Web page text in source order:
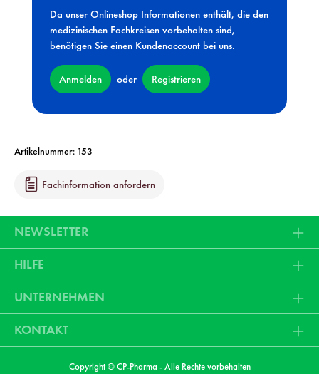
Da unser Onlineshop Informationen enthält, die den
medizinischen Fachkreisen vorbehalten sind,
benötigen Sie einen Kundenaccount bei uns.
Anmelden oder Registrieren
Artikelnummer: 153
Fachinformation anfordern
NEWSLETTER
HILFE
UNTERNEHMEN
KONTAKT
Copyright © CP-Pharma - Alle Rechte vorbehalten